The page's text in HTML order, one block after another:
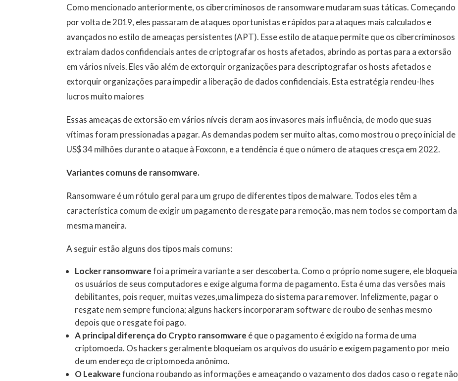
Como mencionado anteriormente, os cibercriminosos de ransomware mudaram suas táticas. Começando
por volta de 2019, eles passaram de ataques oportunistas e rápidos para ataques mais calculados e
avançados no estilo de ameaças persistentes (APT). Esse estilo de ataque permite que os cibercriminosos
extraiam dados confidenciais antes de criptografar os hosts afetados, abrindo as portas para a extorsão
em vários níveis. Eles vão além de extorquir organizações para descriptografar os hosts afetados e
extorquir organizações para impedir a liberação de dados confidenciais. Esta estratégia rendeu-lhes
lucros muito maiores
Essas ameaças de extorsão em vários níveis deram aos invasores mais influência, de modo que suas
vítimas foram pressionadas a pagar. As demandas podem ser muito altas, como mostrou o preço inicial de
US$ 34 milhões durante o ataque à Foxconn, e a tendência é que o número de ataques cresça em 2022.
Variantes comuns de ransomware.
Ransomware é um rótulo geral para um grupo de diferentes tipos de malware. Todos eles têm a
característica comum de exigir um pagamento de resgate para remoção, mas nem todos se comportam da
mesma maneira.
A seguir estão alguns dos tipos mais comuns:
Locker ransomwarefoi a primeira variante a ser descoberta. Como o próprio nome sugere, ele bloqueia
os usuários de seus computadores e exige alguma forma de pagamento. Esta é uma das versões mais
debilitantes, pois requer, muitas vezes,uma limpeza do sistema para remover. Infelizmente, pagar o
resgate nem sempre funciona; alguns hackers incorporaram software de roubo de senhas mesmo
depois que o resgate foi pago.
A principal diferença do Crypto ransomware é que o pagamento é exigido na forma de uma
criptomoeda. Os hackers geralmente bloqueiam os arquivos do usuário e exigem pagamento por meio
de um endereço de criptomoeda anônimo.
O Leakwarefunciona roubando as informações e ameaçando o vazamento dos dados caso o regate não